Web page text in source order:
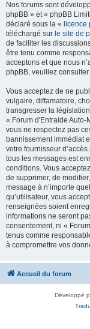
Nos forums sont
phpBB » et « phpBB
déclaré sous la « licence
téléchargé sur le site de
de faciliter les
être tenu comme
acceptons et que nous
phpBB, veuillez consulter
Vous acceptez de ne
vulgaire, diffamatoire,
transgresser la
« Forum d'Entraide
vous ne respectez pas
bannissement immédiat
votre fournisseur
tous les messages est
conditions. Vous
de supprimer, de
message à n’importe
qu’utilisateur, vous
renseignées soient
informations ne seront
consentement, ni «
tenus comme
à compromettre vos
Accueil du forum
Développé